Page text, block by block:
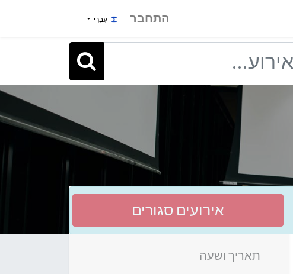
התחבר עִבְרִי
אירועים סגורים
תאריך ושעה